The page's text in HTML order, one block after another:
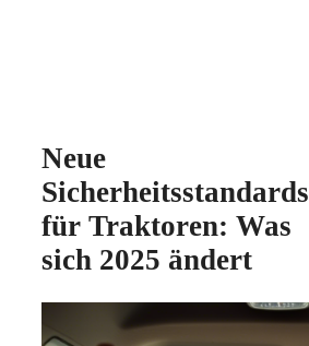
Neue
Sicherheitsstandards
für Traktoren: Was
sich 2025 ändert